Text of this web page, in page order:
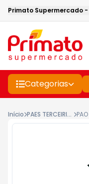
Primato Supermercado -
Categorias
Início PAES TERCEIRIZADOS